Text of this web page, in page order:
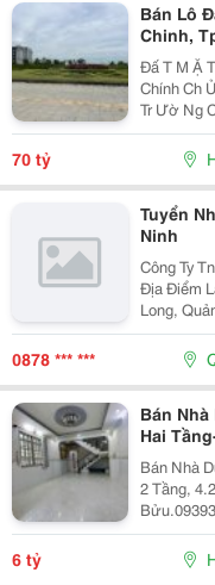
Bán Lô
Chinh,
Vị Trí Đẹp
Đấ T M Ặ
Chính Ch
Tr Ườ Ng
H Ả I D Ươ Ng - Di Ệ N Tích 789M2, Lô
70 tỷ
Tuyển
Ninh
Công Ty
Địa Điểm
Long, Quảng Ninh Tuyển
Thuế : 05 Mô Tả Công Việc: &Bull; Thực Hiện Các Công
Việc Liên
0878 *** ***
Bán
Hai
Bán Nhà
2 Tầng,
Tầng Btct
Trạc
Tần, Dạ...
6 tỷ